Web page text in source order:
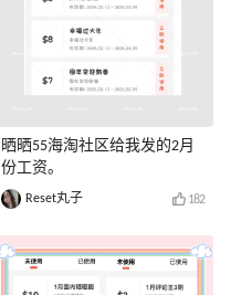
晒晒55海淘社区给我发的2月
份工资。
Reset丸子 182